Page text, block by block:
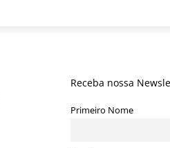
Receba nossa
Primeiro Nome